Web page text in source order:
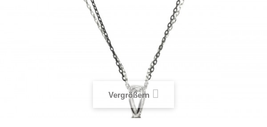
Vergrößern